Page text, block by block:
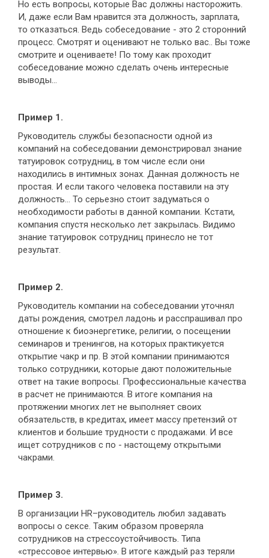
Но есть вопросы, которые Вас должны насторожить.
И, даже если Вам нравится эта должность, зарплата,
то отказаться. Ведь собеседование - это 2 сторонний
процесс. Смотрят и оценивают не только вас.. Вы тоже
смотрите и оцениваете! По тому как проходит
собеседование можно сделать очень интересные
выводы…
Пример 1.
Руководитель службы безопасности одной из
компаний на собеседовании демонстрировал знание
татуировок сотрудниц, в том числе если они
находились в интимных зонах. Данная должность не
простая. И если такого человека поставили на эту
должность… То серьезно стоит задуматься о
необходимости работы в данной компании. Кстати,
компания спустя несколько лет закрылась. Видимо
знание татуировок сотрудниц принесло не тот
результат.
Пример 2.
Руководитель компании на собеседовании уточнял
даты рождения, смотрел ладонь и расспрашивал про
отношение к биоэнергетике, религии, о посещении
семинаров и тренингов, на которых практикуется
открытие чакр и пр. В этой компании принимаются
только сотрудники, которые дают положительные
ответ на такие вопросы. Профессиональные качества
в расчет не принимаются. В итоге компания на
протяжении многих лет не выполняет своих
обязательств, в кредитах, имеет массу претензий от
клиентов и большие трудности с продажами. И все
ищет сотрудников с по - настощему открытыми
чакрами.
Пример 3.
В организации HR–руководитель любил задавать
вопросы о сексе. Таким образом проверяла
сотрудников на стрессоустойчивость. Типа
«стрессовое интервью». В итоге каждый раз теряли